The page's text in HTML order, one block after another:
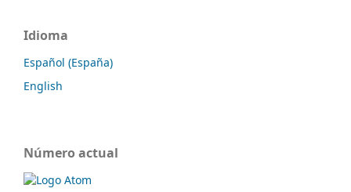
Idioma
Español (España)
English
Número actual